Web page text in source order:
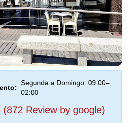
Segunda a Domingo: 09:00–
02:00
(872 Review by google)